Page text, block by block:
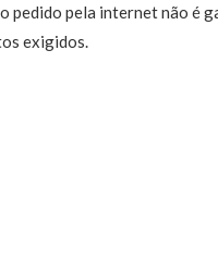
pedido pela internet não é
exigidos.